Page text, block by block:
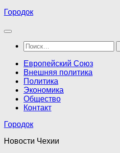
Перейти
содержимому
Городок
Найти:
Европейский Союз
Внешняя политика
Политика
Экономика
Общество
Контакт
Городок
Новости Чехии